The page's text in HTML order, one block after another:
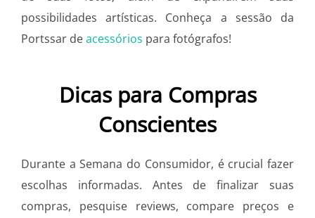
possibilidades artísticas. Conheça a sessão da
Portssar deacessórios para fotógrafos!
Dicas para Compras
Conscientes
Durante a Semana do Consumidor, é crucial fazer
escolhas informadas. Antes de finalizar suas
compras, pesquise reviews, compare preços e